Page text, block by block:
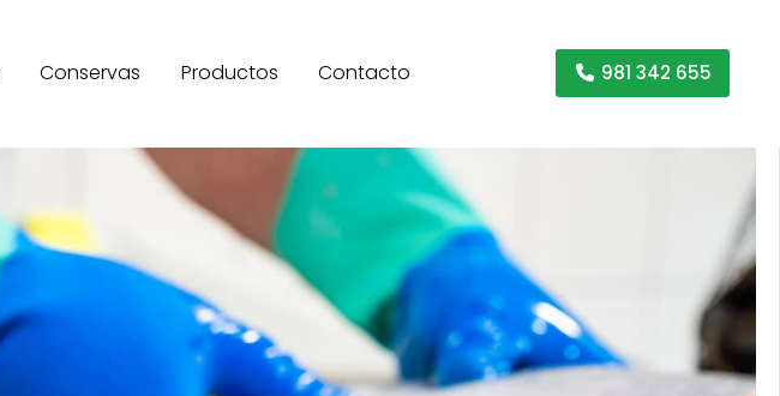
Conservas Productos Contacto 981 342 655